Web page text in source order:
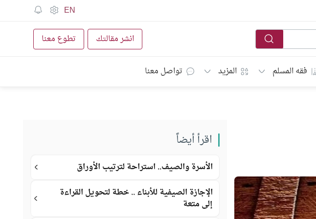
EN
انشر مقالتك تطوع معنا
فقه المسلم المزيد تواصل معنا
اقرأ أيضاً
الأسرة والصيف.. استراحة لترتيب الأوراق
الإجازة الصيفية للأبناء .. خطة لتحويل القراءة
إلى متعة